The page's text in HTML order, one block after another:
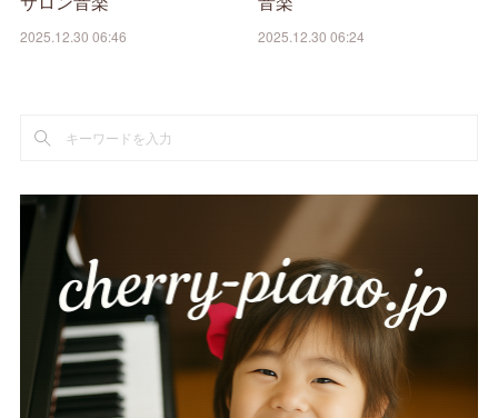
2025.12.30 06:46 2025.12.30 06:24